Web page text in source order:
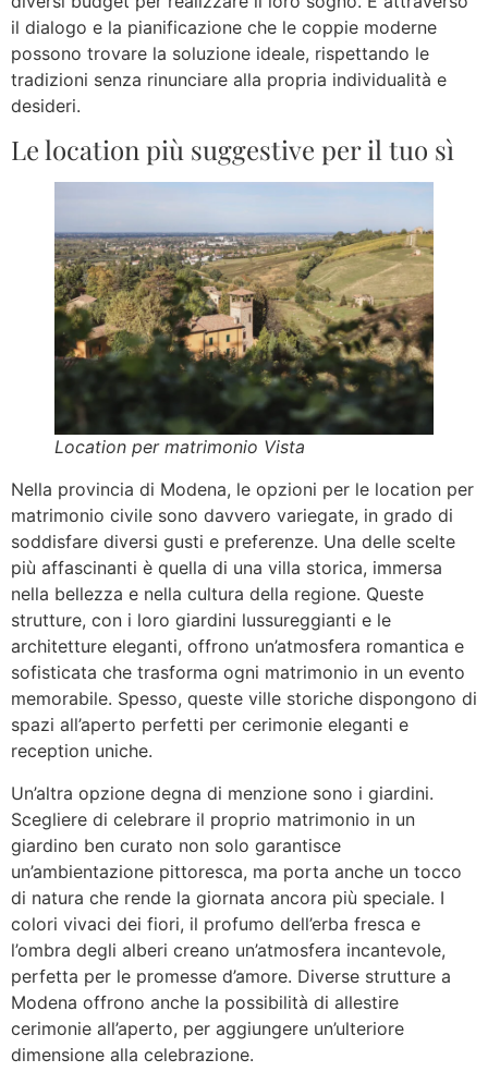
il dialogo e la pianificazione che le coppie moderne
possono trovare la soluzione ideale, rispettando le
tradizioni senza rinunciare alla propria individualità e
desideri.
Le location più suggestive per il tuo sì
Location per matrimonio Vista
Nella provincia di Modena, le opzioni per le location per
matrimonio civile sono davvero variegate, in grado di
soddisfare diversi gusti e preferenze. Una delle scelte
più affascinanti è quella di una villa storica, immersa
nella bellezza e nella cultura della regione. Queste
strutture, con i loro giardini lussureggianti e le
architetture eleganti, offrono un’atmosfera romantica e
sofisticata che trasforma ogni matrimonio in un evento
memorabile. Spesso, queste ville storiche dispongono di
spazi all’aperto perfetti per cerimonie eleganti e
reception uniche.
Un’altra opzione degna di menzione sono i giardini.
Scegliere di celebrare il proprio matrimonio in un
giardino ben curato non solo garantisce
un’ambientazione pittoresca, ma porta anche un tocco
di natura che rende la giornata ancora più speciale. I
colori vivaci dei fiori, il profumo dell’erba fresca e
l’ombra degli alberi creano un’atmosfera incantevole,
perfetta per le promesse d’amore. Diverse strutture a
Modena offrono anche la possibilità di allestire
cerimonie all’aperto, per aggiungere un’ulteriore
dimensione alla celebrazione.